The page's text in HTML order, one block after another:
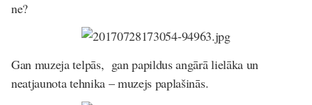
ne?
Gan muzeja telpās, gan papildus angārā lielāka un
neatjaunota tehnika – muzejs paplašinās.